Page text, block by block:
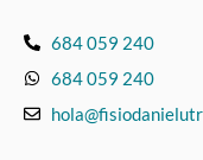
684 059 240
684 059 240